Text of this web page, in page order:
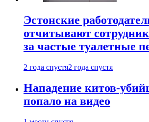
Эстонские
отчитывают
за частые туалетные
2 года спустя2 года спустя
Нападение китов-
попало на видео